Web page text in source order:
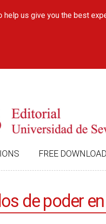
us give you the best
FREE DOWNLOAD
de poder